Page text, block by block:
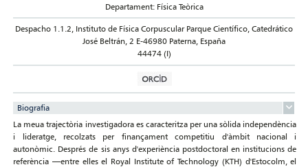
Departament: Física Teòrica
Despacho 1.1.2, Instituto de Física Corpuscular Parque Científico, Catedrático
José Beltrán, 2 E-46980 Paterna, España
44474 (I)
Biografia
La meua trajectòria investigadora es caracteritza per una sòlida independència
i lideratge, recolzats per finançament competitiu d'àmbit nacional i
autonòmic. Després de sis anys d'experiència postdoctoral en institucions de
referència —entre elles el Royal Institute of Technology (KTH) d'Estocolm, el